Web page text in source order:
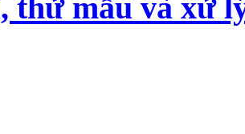
thử mẫu và xử